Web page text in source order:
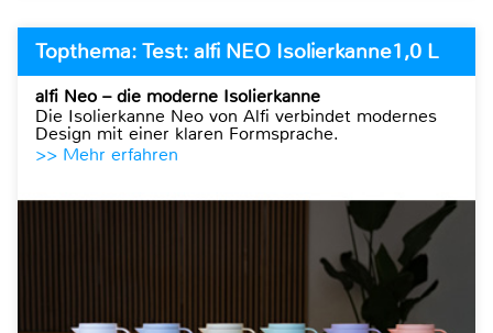
Topthema: Test: alfi NEO Isolierkanne1,0 L
alfi Neo – die moderne Isolierkanne
Die Isolierkanne Neo von Alfi verbindet modernes
Design mit einer klaren Formsprache.
>> Mehr erfahren